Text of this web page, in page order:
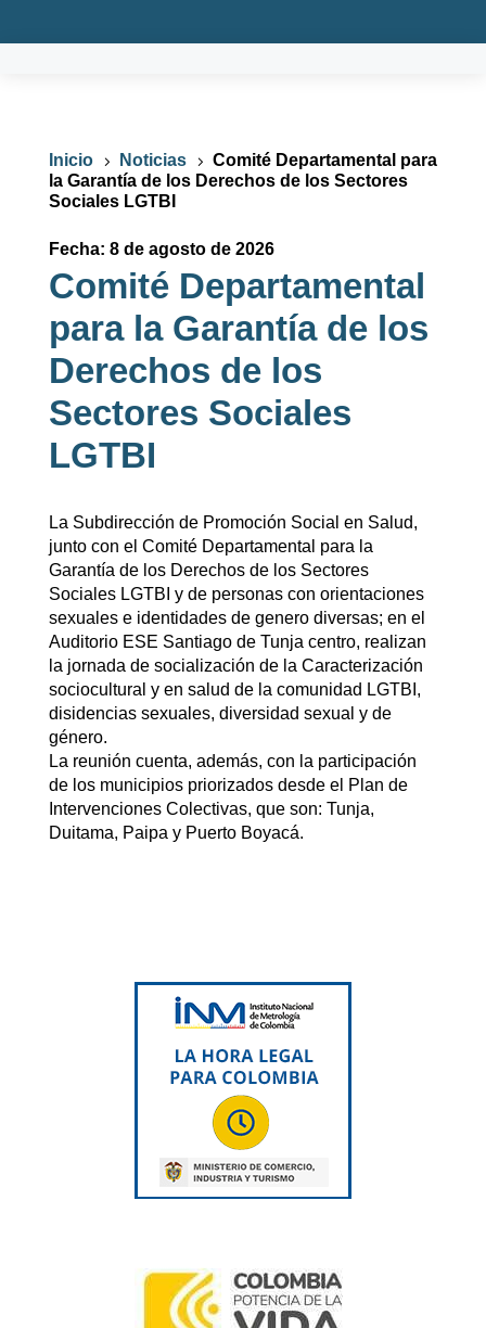
Inicio 5 Noticias 5 Comité Departamental para
la Garantía de los Derechos de los Sectores
Sociales LGTBI
Fecha: 8 de agosto de 2026
Comité Departamental
para la Garantía de los
Derechos de los
Sectores Sociales
LGTBI
La Subdirección de Promoción Social en Salud,
junto con el Comité Departamental para la
Garantía de los Derechos de los Sectores
Sociales LGTBI y de personas con orientaciones
sexuales e identidades de genero diversas; en el
Auditorio ESE Santiago de Tunja centro, realizan
la jornada de socialización de la Caracterización
sociocultural y en salud de la comunidad LGTBI,
disidencias sexuales, diversidad sexual y de
género.
La reunión cuenta, además, con la participación
de los municipios priorizados desde el Plan de
Intervenciones Colectivas, que son: Tunja,
Duitama, Paipa y Puerto Boyacá.